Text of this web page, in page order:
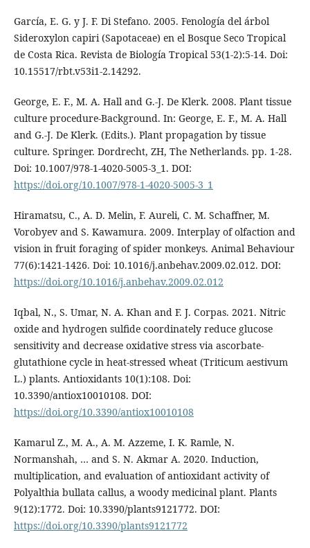
García, E. G. y J. F. Di Stefano. 2005. Fenología del árbol
Sideroxylon capiri (Sapotaceae) en el Bosque Seco Tropical
de Costa Rica. Revista de Biología Tropical 53(1-2):5-14. Doi:
10.15517/rbt.v53i1-2.14292.
George, E. F., M. A. Hall and G.-J. De Klerk. 2008. Plant tissue
culture procedure-Background. In: George, E. F., M. A. Hall
and G.-J. De Klerk. (Edits.). Plant propagation by tissue
culture. Springer. Dordrecht, ZH, The Netherlands. pp. 1-28.
Doi: 10.1007/978-1-4020-5005-3_1. DOI:
https://doi.org/10.1007/978-1-4020-5005-3_1
Hiramatsu, C., A. D. Melin, F. Aureli, C. M. Schaffner, M.
Vorobyev and S. Kawamura. 2009. Interplay of olfaction and
vision in fruit foraging of spider monkeys. Animal Behaviour
77(6):1421-1426. Doi: 10.1016/j.anbehav.2009.02.012. DOI:
https://doi.org/10.1016/j.anbehav.2009.02.012
Iqbal, N., S. Umar, N. A. Khan and F. J. Corpas. 2021. Nitric
oxide and hydrogen sulfide coordinately reduce glucose
sensitivity and decrease oxidative stress via ascorbate-
glutathione cycle in heat-stressed wheat (Triticum aestivum
L.) plants. Antioxidants 10(1):108. Doi:
10.3390/antiox10010108. DOI:
https://doi.org/10.3390/antiox10010108
Kamarul Z., M. A., A. M. Azzeme, I. K. Ramle, N.
Normanshah, … and S. N. Akmar A. 2020. Induction,
multiplication, and evaluation of antioxidant activity of
Polyalthia bullata callus, a woody medicinal plant. Plants
9(12):1772. Doi: 10.3390/plants9121772. DOI:
https://doi.org/10.3390/plants9121772